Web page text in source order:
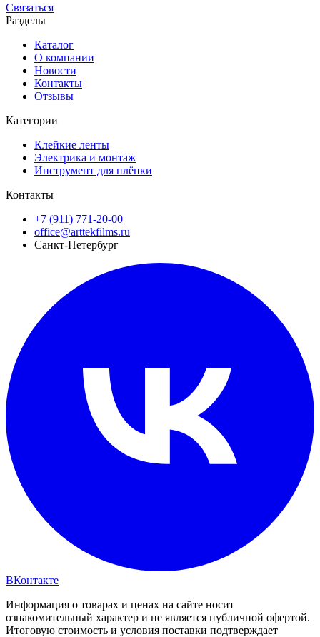
Связаться
Разделы
Каталог
О компании
Новости
Контакты
Отзывы
Категории
Клейкие ленты
Электрика и монтаж
Инструмент для плёнки
Контакты
+7 (911) 771-20-00
office@arttekfilms.ru
Санкт-Петербург
ВКонтакте
Информация о товарах и ценах на сайте носит
ознакомительный характер и не является публичной офертой.
Итоговую стоимость и условия поставки подтверждает